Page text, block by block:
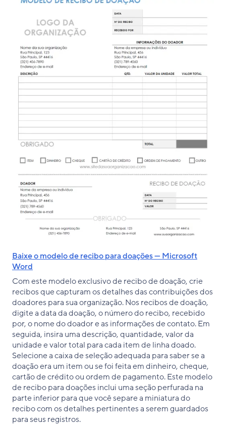
Baixe o modelo de recibo para doações — Microsoft
Word
Com este modelo exclusivo de recibo de doação, crie
recibos que capturam os detalhes das contribuições dos
doadores para sua organização. Nos recibos de doação,
digite a data da doação, o número do recibo, recebido
por, o nome do doador e as informações de contato. Em
seguida, insira uma descrição, quantidade, valor da
unidade e valor total para cada item de linha doado.
Selecione a caixa de seleção adequada para saber se a
doação era um item ou se foi feita em dinheiro, cheque,
cartão de crédito ou ordem de pagamento. Este modelo
de recibo para doações inclui uma seção perfurada na
parte inferior para que você separe a miniatura do
recibo com os detalhes pertinentes a serem guardados
para seus registros.